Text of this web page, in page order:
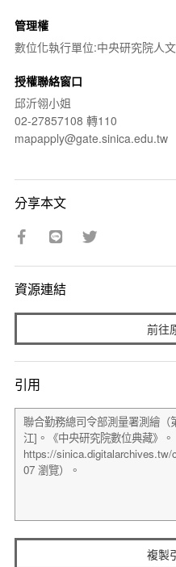
管理權
數位化執行單位:中央研究院人
授權聯絡窗口
邱沂翎小姐
02-27857108 轉110
mapapply@gate.sinica.edu.tw
分享本文
資源連結
前往
引用
複製